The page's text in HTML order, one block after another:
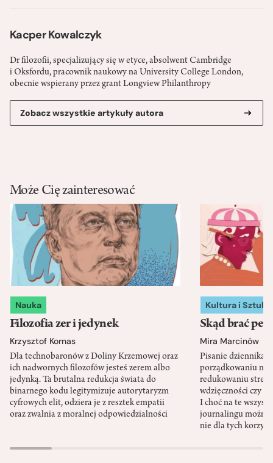
Kacper Kowalczyk
Dr filozofii, specjalizujący się w etyce, absolwent Cambridge
i Oksfordu, pracownik naukowy na University College London,
obecnie wspierany przez grant Longview Philanthropy
Zobacz wszystkie artykuły autora
Może Cię zainteresować
Nauka
Filozofia zer i jedynek
Krzysztof Kornas
Dla technobaronów z Doliny Krzemowej oraz
ich nadwornych filozofów jesteś zerem albo
jedynką. Ta brutalna redukcja świata do
binarnego kodu legitymizuje autorytaryzm
cyfrowych elit, odziera je z resztek empatii
oraz zwalnia z moralnej odpowiedzialności
Kultura i Sztuka
Skąd brać
Mira Marcinów
Pisanie dziennika
porządkowaniu
redukowaniu
wdzięczności czy
I choć na te
journalingu można
nie dla tych